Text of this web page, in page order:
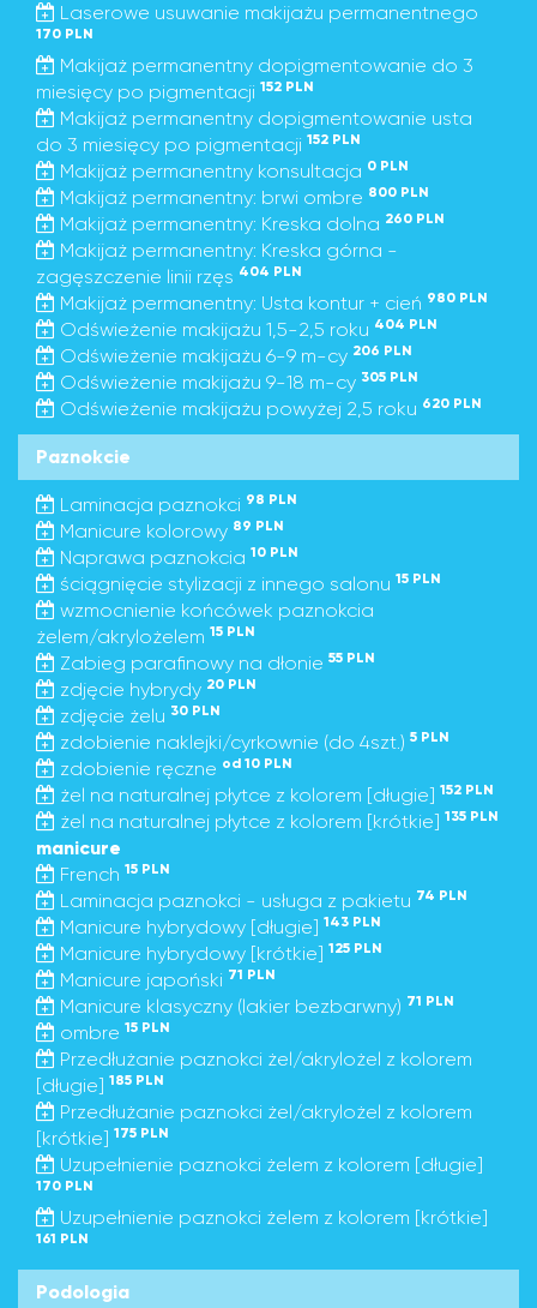
Laserowe usuwanie makijażu permanentnego
170 PLN
Makijaż permanentny dopigmentowanie do 3
miesięcy po pigmentacji 152 PLN
Makijaż permanentny dopigmentowanie usta
do 3 miesięcy po pigmentacji 152 PLN
Makijaż permanentny konsultacja 0 PLN
Makijaż permanentny: brwi ombre 800 PLN
Makijaż permanentny: Kreska dolna 260 PLN
Makijaż permanentny: Kreska górna -
zagęszczenie linii rzęs 404 PLN
Makijaż permanentny: Usta kontur + cień 980 PLN
Odświeżenie makijażu 1,5-2,5 roku 404 PLN
Odświeżenie makijażu 6-9 m-cy 206 PLN
Odświeżenie makijażu 9-18 m-cy 305 PLN
Odświeżenie makijażu powyżej 2,5 roku 620 PLN
Paznokcie
Laminacja paznokci 98 PLN
Manicure kolorowy 89 PLN
Naprawa paznokcia 10 PLN
ściągnięcie stylizacji z innego salonu 15 PLN
wzmocnienie końcówek paznokcia
żelem/akrylożelem 15 PLN
Zabieg parafinowy na dłonie 55 PLN
zdjęcie hybrydy 20 PLN
zdjęcie żelu 30 PLN
zdobienie naklejki/cyrkownie (do 4szt.) 5 PLN
zdobienie ręczne od 10 PLN
żel na naturalnej płytce z kolorem [długie] 152 PLN
żel na naturalnej płytce z kolorem [krótkie] 135 PLN
manicure
French 15 PLN
Laminacja paznokci - usługa z pakietu 74 PLN
Manicure hybrydowy [długie] 143 PLN
Manicure hybrydowy [krótkie] 125 PLN
Manicure japoński 71 PLN
Manicure klasyczny (lakier bezbarwny) 71 PLN
ombre 15 PLN
Przedłużanie paznokci żel/akrylożel z kolorem
[długie] 185 PLN
Przedłużanie paznokci żel/akrylożel z kolorem
[krótkie] 175 PLN
Uzupełnienie paznokci żelem z kolorem [długie]
170 PLN
Uzupełnienie paznokci żelem z kolorem [krótkie]
161 PLN
Podologia